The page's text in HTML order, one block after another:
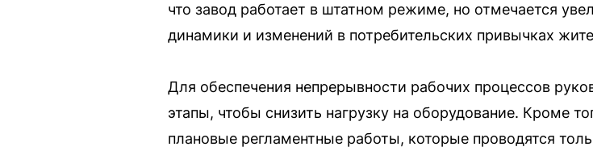
что завод работает в штатном режиме, но отмечается
динамики и изменений в потребительских привычках
Для обеспечения непрерывности рабочих процессов
этапы, чтобы снизить нагрузку на оборудование. Кроме
плановые регламентные работы, которые проводятся